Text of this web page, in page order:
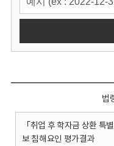
법
「취업 후 학자금 상환 특
보 침해요인 평가결과